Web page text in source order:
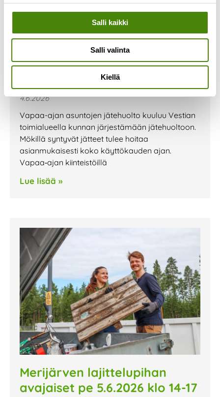
Salli kaikki
Salli valinta
Kiellä
Vapaa-ajan kiinteistöjen
jätehuolto
4.6.2026
Vapaa-ajan asuntojen jätehuolto kuuluu Vestian
toimialueella kunnan järjestämään jätehuoltoon.
Mökillä syntyvät jätteet tulee hoitaa
asianmukaisesti koko käyttökauden ajan.
Vapaa‑ajan kiinteistöillä
Lue lisää »
Merijärven lajittelupihan
avajaiset pe 5.6.2026 klo 14-17